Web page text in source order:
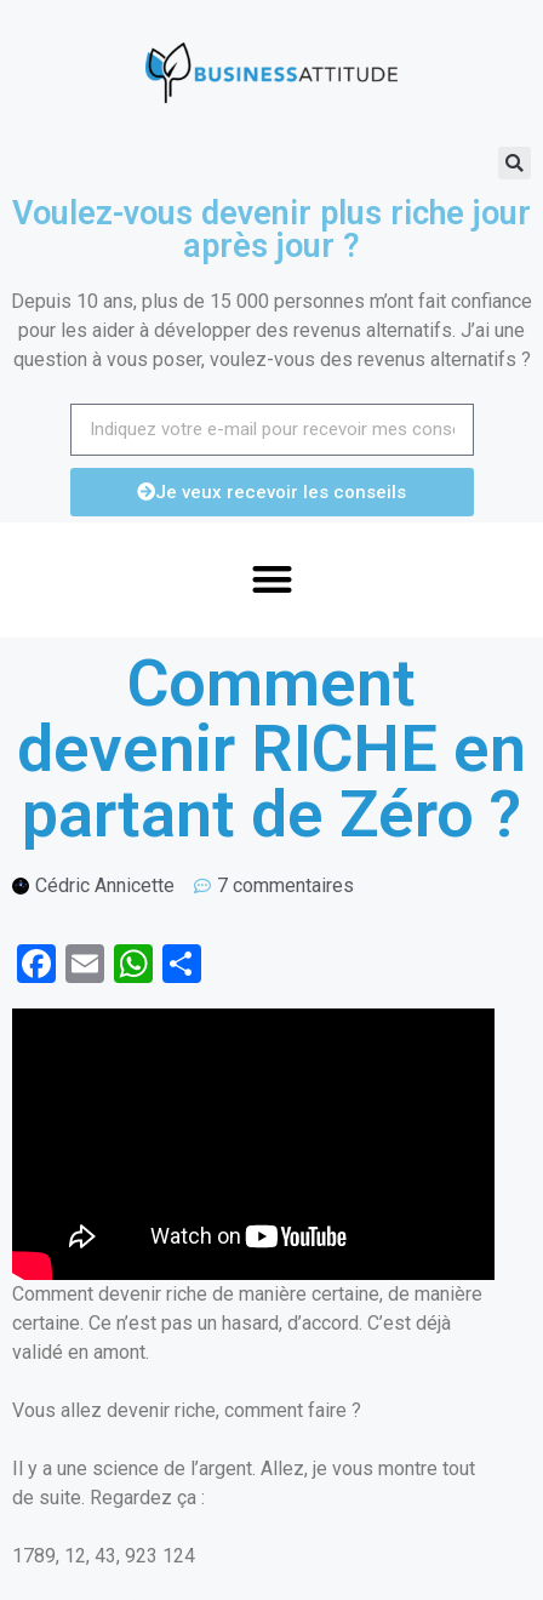
Voulez-vous devenir plus riche jour
après jour ?
Depuis 10 ans, plus de 15 000 personnes m’ont fait confiance
pour les aider à développer des revenus alternatifs. J’ai une
question à vous poser, voulez-vous des revenus alternatifs ?
Je veux recevoir les conseils
Comment
devenir RICHE en
partant de Zéro ?
Cédric Annicette 7 commentaires
F
a
E
m
W
h
ar
Comment devenir riche de manière certaine, de manière
certaine. Ce n’est pas un hasard, d’accord. C’est déjà
validé en amont.
Vous allez devenir riche, comment faire ?
Il y a une science de l’argent. Allez, je vous montre tout
de suite. Regardez ça :
1789, 12, 43, 923 124